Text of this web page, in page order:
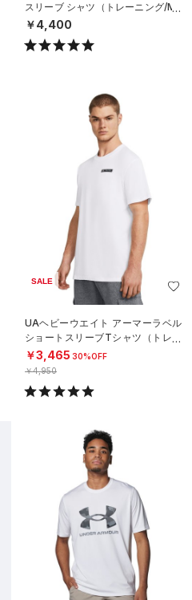
スリーブ シャツ（トレーニング/ME
N）
￥4,400
SALE
UAヘビーウエイト アーマーラベル
ショートスリーブTシャツ（トレー
ニング/MEN）
￥3,465 30%OFF
￥4,950